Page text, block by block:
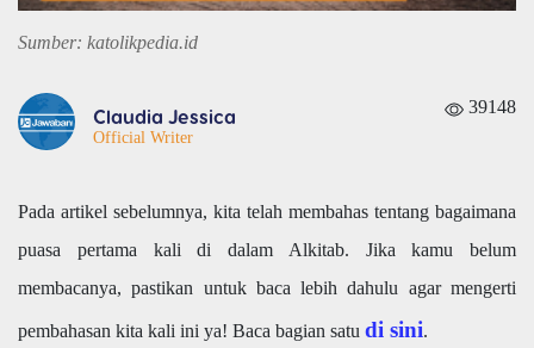
Sumber: katolikpedia.id
Claudia Jessica
Official Writer
39148
Pada artikel sebelumnya, kita telah membahas tentang bagaimana
puasa pertama kali di dalam Alkitab. Jika kamu belum
membacanya, pastikan untuk baca lebih dahulu agar mengerti
pembahasan kita kali ini ya! Baca bagian satu di sini.